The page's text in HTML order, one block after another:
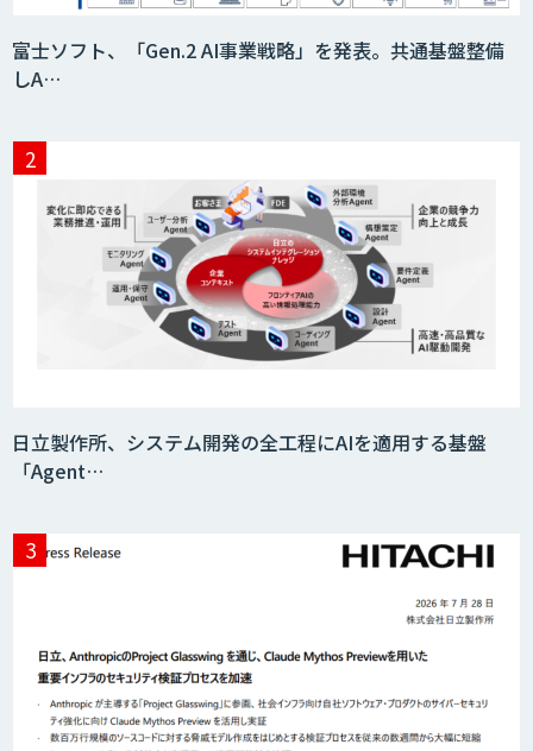
富士ソフト、「Gen.2 AI事業戦略」を発表。共通基盤整備
しA…
日立製作所、システム開発の全工程にAIを適用する基盤
「Agent…